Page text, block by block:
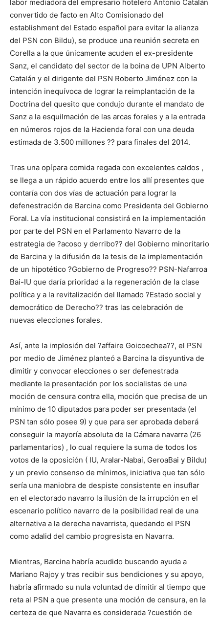
labor mediadora del empresario hotelero Antonio Catalán
convertido de facto en Alto Comisionado del
establishment del Estado español para evitar la alianza
del PSN con Bildu), se produce una reunión secreta en
Corella a la que únicamente acuden el ex-presidente
Sanz, el candidato del sector de la boina de UPN Alberto
Catalán y el dirigente del PSN Roberto Jiménez con la
intención inequívoca de lograr la reimplantación de la
Doctrina del quesito que condujo durante el mandato de
Sanz a la esquilmación de las arcas forales y a la entrada
en números rojos de la Hacienda foral con una deuda
estimada de 3.500 millones ?? para finales del 2014.
Tras una opípara comida regada con excelentes caldos ,
se llega a un rápido acuerdo entre los allí presentes que
contaría con dos vías de actuación para lograr la
defenestración de Barcina como Presidenta del Gobierno
Foral. La vía institucional consistirá en la implementación
por parte del PSN en el Parlamento Navarro de la
estrategia de ?acoso y derribo?? del Gobierno minoritario
de Barcina y la difusión de la tesis de la implementación
de un hipotético ?Gobierno de Progreso?? PSN-Nafarroa
Bai-IU que daría prioridad a la regeneración de la clase
política y a la revitalización del llamado ?Estado social y
democrático de Derecho?? tras las celebración de
nuevas elecciones forales.
Así, ante la implosión del ?affaire Goicoechea??, el PSN
por medio de Jiménez planteó a Barcina la disyuntiva de
dimitir y convocar elecciones o ser defenestrada
mediante la presentación por los socialistas de una
moción de censura contra ella, moción que precisa de un
mínimo de 10 diputados para poder ser presentada (el
PSN tan sólo posee 9) y que para ser aprobada deberá
conseguir la mayoría absoluta de la Cámara navarra (26
parlamentarios) , lo cual requiere la suma de todos los
votos de la oposición ( IU, Aralar-Nabai, GeroaBai y Bildu)
y un previo consenso de mínimos, iniciativa que tan sólo
sería una maniobra de despiste consistente en insuflar
en el electorado navarro la ilusión de la irrupción en el
escenario político navarro de la posibilidad real de una
alternativa a la derecha navarrista, quedando el PSN
como adalid del cambio progresista en Navarra.
Mientras, Barcina habría acudido buscando ayuda a
Mariano Rajoy y tras recibir sus bendiciones y su apoyo,
habría afirmado su nula voluntad de dimitir al tiempo que
reta al PSN a que presente una moción de censura, en la
certeza de que Navarra es considerada ?cuestión de